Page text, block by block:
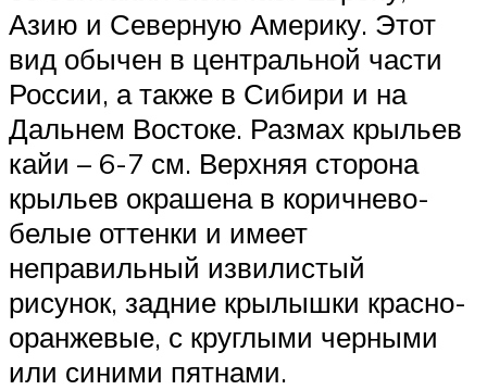
Азию и Северную Америку. Этот
вид обычен в центральной части
России, а также в Сибири и на
Дальнем Востоке. Размах крыльев
кайи – 6-7 см. Верхняя сторона
крыльев окрашена в коричнево-
белые оттенки и имеет
неправильный извилистый
рисунок, задние крылышки красно-
оранжевые, с круглыми черными
или синими пятнами.